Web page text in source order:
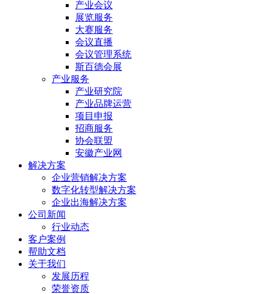
产业会议
展览服务
大赛服务
会议直播
会议管理系统
斯百德会展
产业服务
产业研究院
产业品牌运营
项目申报
招商服务
协会联盟
安徽产业网
解决方案
企业营销解决方案
数字化转型解决方案
企业出海解决方案
公司新闻
行业动态
客户案例
帮助文档
关于我们
发展历程
荣誉资质